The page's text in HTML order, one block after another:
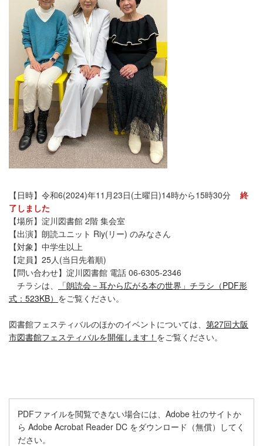
【日時】令和6(2024)年11月23日(土曜日)14時から15時30分 終
了しました
【場所】淀川図書館 2階 集会室
【出演】朗読ユニット Riy(リー) のみなさん
【対象】中学生以上
【定員】25人(当日先着順)
【問い合わせ】淀川図書館 電話 06-6305-2346
チラシは、
「朗読会－耳から広がる本の世界」チラシ（PDF形
式：523KB） をご覧ください。
図書館フェスティバルのほかのイベントについては、 第27回大阪
市図書館フェスティバルを開催します！ をご覧ください。
PDFファイルを閲覧できない場合には、Adobe 社のサイトか
ら Adobe Acrobat Reader DC をダウンロード（無償）してく
ださい。